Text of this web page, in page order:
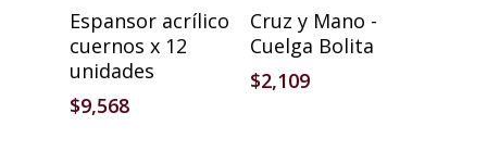
Añadir Al Carrito
Espansor acrílico
cuernos x 12
unidades
$9,568
Cruz y Mano -
Cuelga Bolita
$2,109